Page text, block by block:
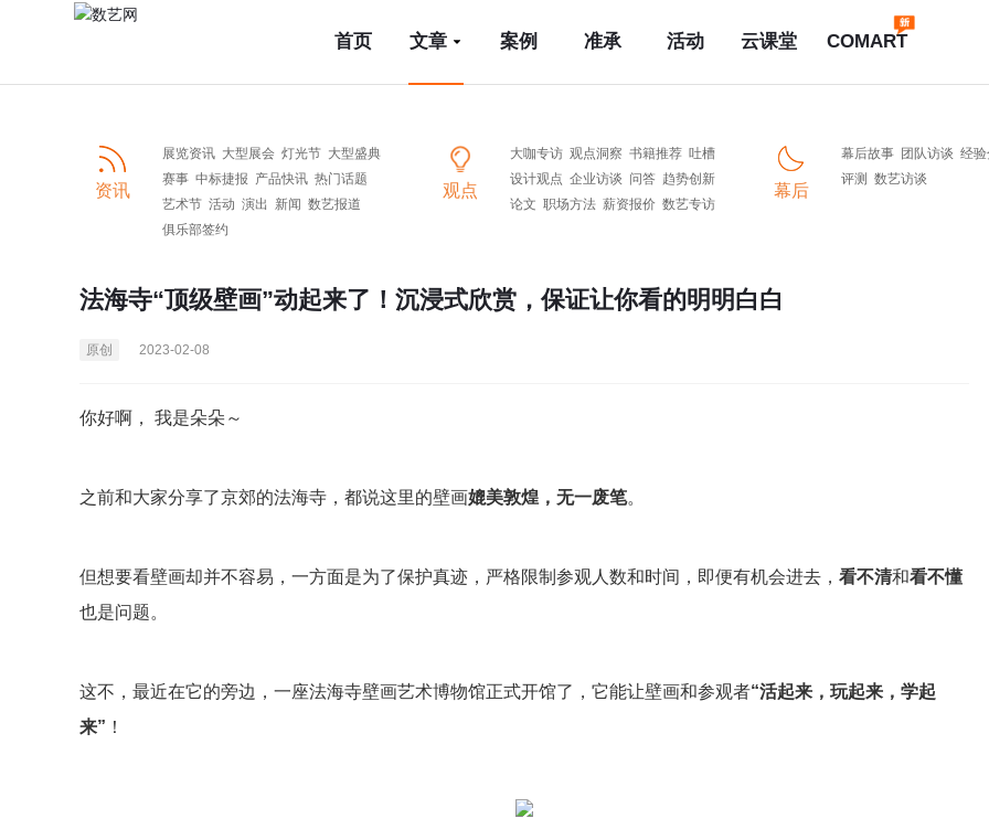
首页 文章 案例 准承 活动 云课堂 COMART
资讯
展览资讯 大型展会 灯光节 大型盛典
赛事 中标捷报 产品快讯 热门话题
艺术节 活动 演出 新闻 数艺报道
俱乐部签约
观点
大咖专访 观点洞察 书籍推荐 吐槽
设计观点 企业访谈 问答 趋势创新
论文 职场方法 薪资报价 数艺专访
幕后
幕后故事 团队访谈 经
评测 数艺访谈
法海寺“顶级壁画”动起来了！沉浸式欣赏，保证让你看的明明白白
原创 2023-02-08
你好啊， 我是朵朵～
之前和大家分享了京郊的法海寺，都说这里的壁画媲美敦煌，无一废笔。
但想要看壁画却并不容易，一方面是为了保护真迹，严格限制参观人数和时间，即便有机会进去， 看不清和看不懂
也是问题。
这不，最近在它的旁边，一座法海寺壁画艺术博物馆正式开馆了，它能让壁画和参观者“活起来，玩起来，学起
来” ！